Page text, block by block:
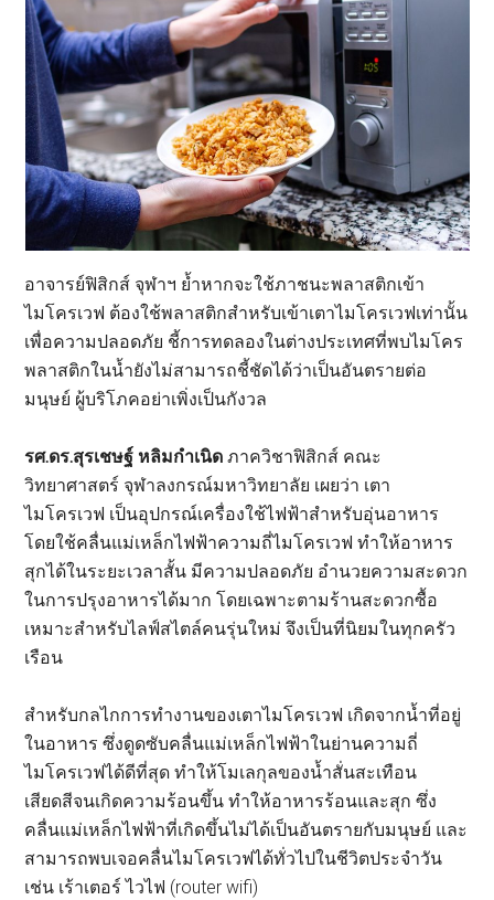
อาจารย์ฟิสิกส์ จุฬาฯ ย้ำหากจะใช้ภาชนะพลาสติกเข้า
ไมโครเวฟ ต้องใช้พลาสติกสำหรับเข้าเตาไมโครเวฟเท่านั้น
เพื่อความปลอดภัย ชี้การทดลองในต่างประเทศที่พบไมโคร
พลาสติกในน้ำยังไม่สามารถชี้ชัดได้ว่าเป็นอันตรายต่อ
มนุษย์ ผู้บริโภคอย่าเพิ่งเป็นกังวล
รศ.ดร.สุรเชษฐ์ หลิมกำเนิด ภาควิชาฟิสิกส์ คณะ
วิทยาศาสตร์ จุฬาลงกรณ์มหาวิทยาลัย เผยว่า เตา
ไมโครเวฟ เป็นอุปกรณ์เครื่องใช้ไฟฟ้าสำหรับอุ่นอาหาร
โดยใช้คลื่นแม่เหล็กไฟฟ้าความถี่ไมโครเวฟ ทำให้อาหาร
สุกได้ในระยะเวลาสั้น มีความปลอดภัย อำนวยความสะดวก
ในการปรุงอาหารได้มาก โดยเฉพาะตามร้านสะดวกซื้อ
เหมาะสำหรับไลฟ์สไตล์คนรุ่นใหม่ จึงเป็นที่นิยมในทุกครัว
เรือน
สำหรับกลไกการทำงานของเตาไมโครเวฟ เกิดจากน้ำที่อยู่
ในอาหาร ซึ่งดูดซับคลื่นแม่เหล็กไฟฟ้าในย่านความถี่
ไมโครเวฟได้ดีที่สุด ทำให้โมเลกุลของน้ำสั่นสะเทือน
เสียดสีจนเกิดความร้อนขึ้น ทำให้อาหารร้อนและสุก ซึ่ง
คลื่นแม่เหล็กไฟฟ้าที่เกิดขึ้นไม่ได้เป็นอันตรายกับมนุษย์ และ
สามารถพบเจอคลื่นไมโครเวฟได้ทั่วไปในชีวิตประจำวัน
เช่น เร้าเตอร์ ไวไฟ (router wifi)